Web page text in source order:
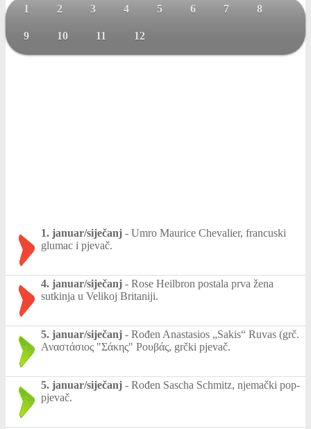
1 2 3 4 5 6 7 8
9 10 11 12
1. januar/siječanj - Umro Maurice Chevalier, francuski
glumac i pjevač.
4. januar/siječanj - Rose Heilbron postala prva žena
sutkinja u Velikoj Britaniji.
5. januar/siječanj - Rođen Anastasios „Sakis“ Ruvas (grč.
Αναστάσιος "Σάκης" Ρουβάς, grčki pjevač.
5. januar/siječanj - Rođen Sascha Schmitz, njemački pop-
pjevač.